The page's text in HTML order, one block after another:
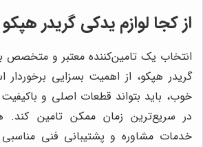
از کجا لوازم یدکی گریدر
انتخاب یک تامین‌کننده معتبر و متخصص
گریدر هپکو، از اهمیت بسزایی
خوب، باید بتواند قطعات اصلی و
در سریع‌ترین زمان ممکن تامین کند.
خدمات مشاوره و پشتیبانی فنی مناسبی